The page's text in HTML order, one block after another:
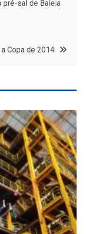
pré-sal de Baleia
Copa de 2014